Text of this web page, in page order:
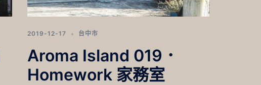
2019-12-17 台中市
Aroma Island 019．
Homework 家務室